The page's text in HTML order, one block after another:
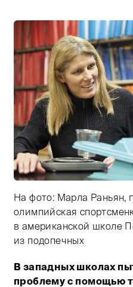
На фото: Марла Раньян,
олимпийская
в американской школе
из подопечных
Тифлокомментарий: на
В западных школах
проблему с помощью